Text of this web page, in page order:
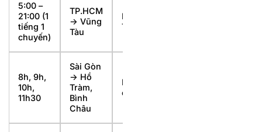
5:00 –
21:00 (1
tiếng 1
chuyến)
TP.HCM
-> Vũng
Tàu
Lê Khoa
Travel
8h, 9h,
10h,
11h30
Sài Gòn
-> Hồ
Tràm,
Bình
Châu
Limousine
cao cấp